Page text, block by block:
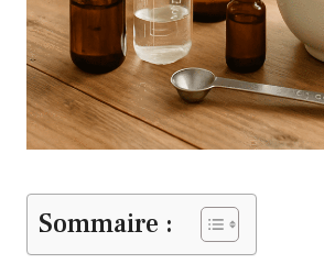
Sommaire :